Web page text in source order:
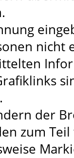
nicht
der
zum